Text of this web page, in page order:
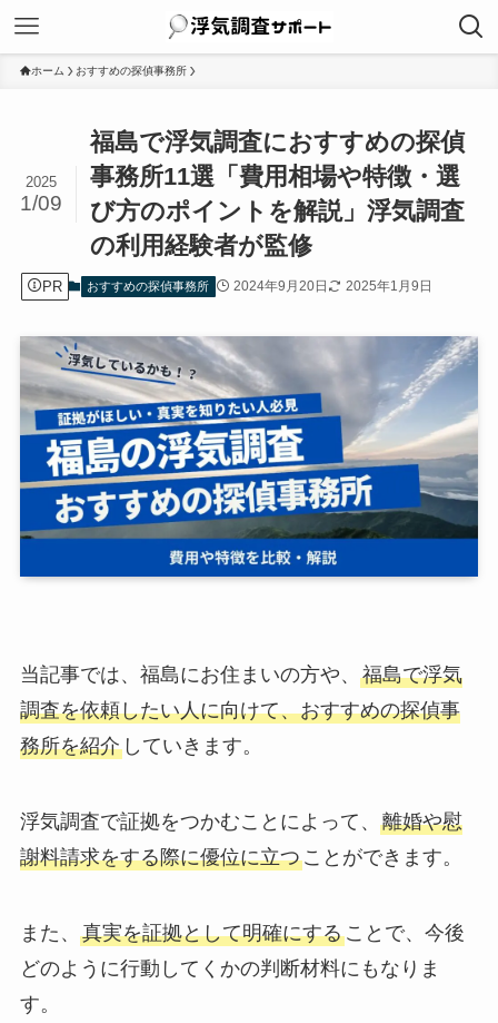
ホーム おすすめの探偵事務所
福島で浮気調査におすすめの探偵
事務所11選「費用相場や特徴・選
び方のポイントを解説」浮気調査
の利用経験者が監修
2025
1/09
PR おすすめの探偵事務所 2024年9月20日 2025年1月9日
当記事では、福島にお住まいの方や、 福島で浮気
調査を依頼したい人に向けて、おすすめの探偵事
務所を紹介していきます。
浮気調査で証拠をつかむことによって、 離婚や慰
謝料請求をする際に優位に立つことができます。
また、 真実を証拠として明確にすることで、今後
どのように行動してくかの判断材料にもなりま
す。